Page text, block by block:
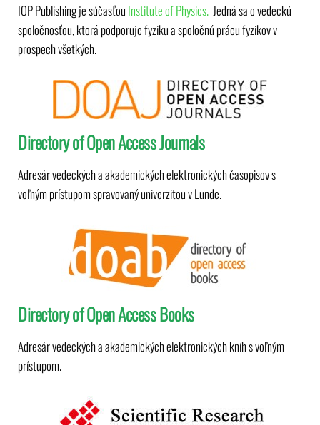
IOP Publishing je súčasťou Institute of Physics. Jedná sa o vedeckú
spoločnosťou, ktorá podporuje fyziku a spoločnú prácu fyzikov v
prospech všetkých.
Directory of Open Access Journals
Adresár vedeckých a akademických elektronických časopisov s
voľným prístupom spravovaný univerzitou v Lunde.
Directory of Open Access Books
Adresár vedeckých a akademických elektronických kníh s voľným
prístupom.